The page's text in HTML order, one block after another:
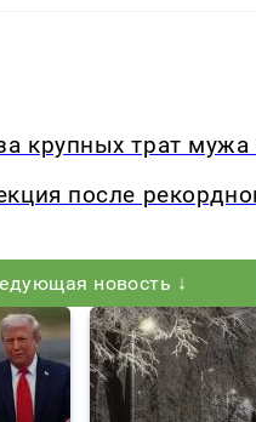
крупных трат мужа
после
новость ↓